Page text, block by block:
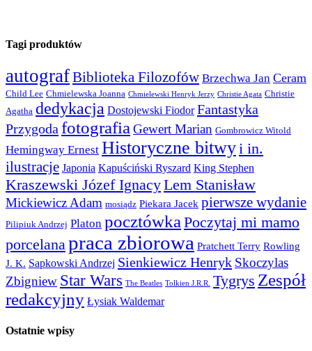
Tagi produktów
autografBiblioteka Filozofów Brzechwa Jan Ceram
Child Lee Chmielewska Joanna Chmielewski Henryk Jerzy Christie Agata Christie
Agatha dedykacja Dostojewski Fiodor Fantastyka
Przygodafotografia Gewert Marian Gombrowicz Witold
Hemingway Ernest Historyczne bitwyi in.
ilustracje Japonia Kapuściński Ryszard King Stephen
Kraszewski Józef IgnacyLem Stanisław
Mickiewicz Adam mosiądz Piekara Jacek pierwsze wydanie
Pilipiuk Andrzej Platon pocztówka Poczytaj mi mamo
porcelanapraca zbiorowa Pratchett Terry Rowling
J. K. Sapkowski Andrzej Sienkiewicz Henryk Skoczylas
Zbigniew Star Wars The Beatles Tolkien J.R.R. Tygrys Zespół
redakcyjny Łysiak Waldemar
Ostatnie wpisy